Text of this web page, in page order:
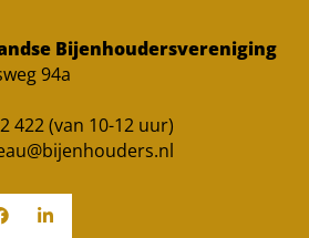
Bijenhoudersvereniging
94a
422 (van 10-12 uur)